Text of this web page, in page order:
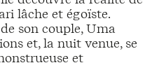
lâche et égoïste.
son couple, Uma
et, la nuit venue, se
et